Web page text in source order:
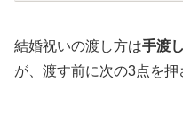
結婚祝いの渡し方は手渡
が、渡す前に次の3点を押